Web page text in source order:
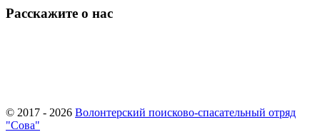
Расскажите о нас
© 2017 - 2026 Волонтерский поисково-спасательный отряд
"Сова"